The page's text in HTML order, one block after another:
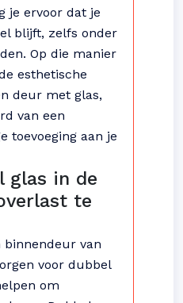
je ervoor dat je
blijft, zelfs onder
Op die manier
esthetische
deur met glas,
van een
toevoeging aan je
glas in de
te
binnendeur van
voor dubbel
om